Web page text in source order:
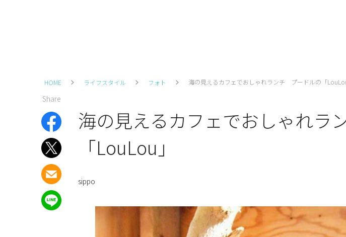
HOME ライフスタイル フォト 海の見えるカフェでおしゃれランチ プードルの「LouLou
Share
海の見えるカフェでおしゃれ
「LouLou」
sippo